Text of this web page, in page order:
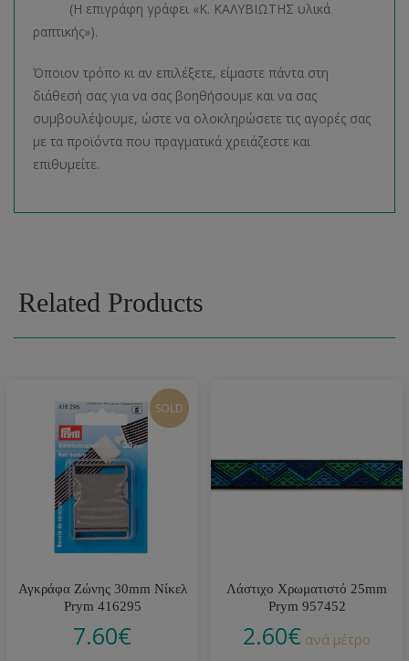
(Η επιγράφη γράφει «Κ. ΚΑΛΥΒΙΩΤΗΣ υλικά
ραπτικής»).
Όποιον τρόπο κι αν επιλέξετε, είμαστε πάντα στη
διάθεσή σας για να σας βοηθήσουμε και να σας
συμβουλέψουμε, ώστε να ολοκληρώσετε τις αγορές σας
με τα προϊόντα που πραγματικά χρειάζεστε και
επιθυμείτε.
Related Products
SOLD
Αγκράφα Ζώνης 30mm Νίκελ
Prym 416295
7.60€
Λάστιχο Χρωματιστό 25mm
Prym 957452
2.60€ ανά μέτρο